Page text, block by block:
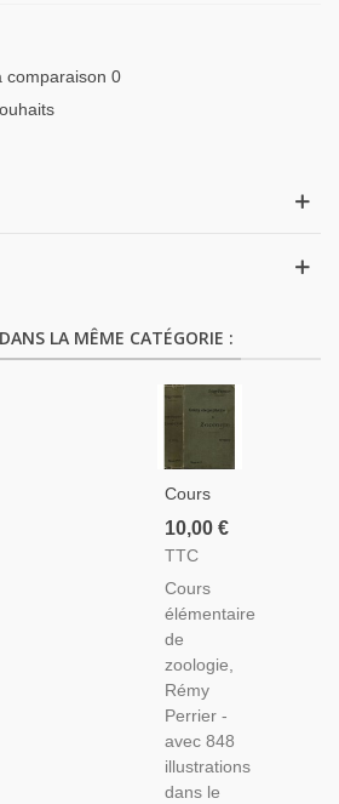
comparaison 0
LA MÊME CATÉGORIE :
Cours
Élémentaire
De
Rémy
Perrier,
1907 - ,
Zoologie,
Manuels
Sciences
Naturelles,
10,00 €
TTC
Cours
élémentaire
de
zoologie,
Rémy
Perrier -
avec 848
illustrations
dans le